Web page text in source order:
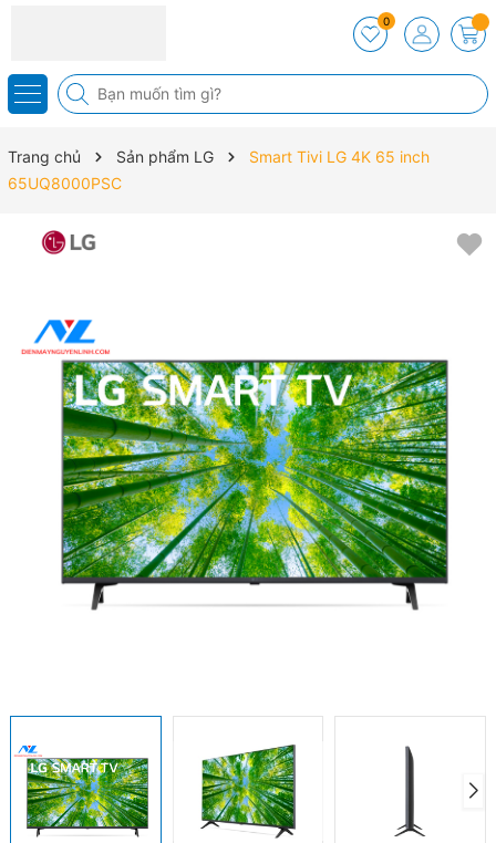
0
Trang chủ Sản phẩm LG
Smart Tivi LG 4K 65 inch
65UQ8000PSC